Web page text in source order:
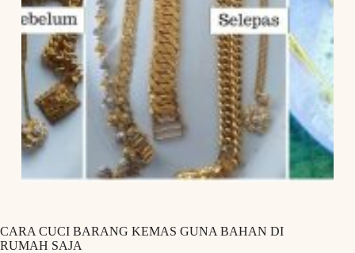
CARA CUCI BARANG KEMAS GUNA BAHAN DI
RUMAH SAJA